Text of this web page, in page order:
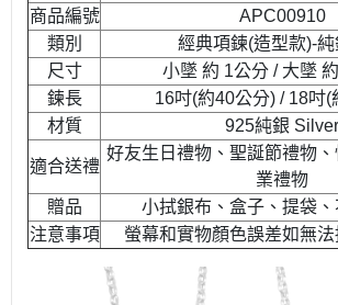
商品編號
APC00910
類別
經典項鍊(造型款)-
尺寸
小墜 約 1公分 / 大墜
鍊長
16吋(約40公分) / 18吋(
材質
925純銀 Silver
適合送禮
好友生日禮物、聖誕節禮物
業禮物
贈品
小拭銀布、盒子、提袋
注意事項
螢幕和實物顏色誤差如無